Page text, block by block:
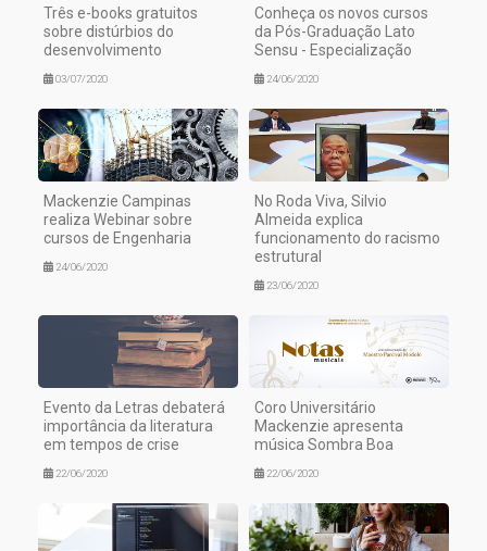
Três e-books gratuitos
sobre distúrbios do
desenvolvimento
03/07/2020
Conheça os novos cursos
da Pós-Graduação Lato
Sensu - Especialização
24/06/2020
Mackenzie Campinas
realiza Webinar sobre
cursos de Engenharia
24/06/2020
No Roda Viva, Silvio
Almeida explica
funcionamento do racismo
estrutural
23/06/2020
Evento da Letras debaterá
importância da literatura
em tempos de crise
22/06/2020
Coro Universitário
Mackenzie apresenta
música Sombra Boa
22/06/2020